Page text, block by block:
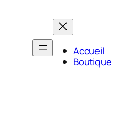
Accueil
Boutique